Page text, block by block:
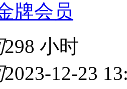
牌会员
298 小时
2023-12-23